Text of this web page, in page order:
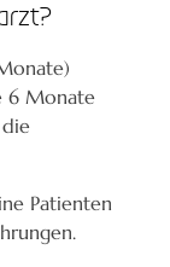
6 Monate
Patienten